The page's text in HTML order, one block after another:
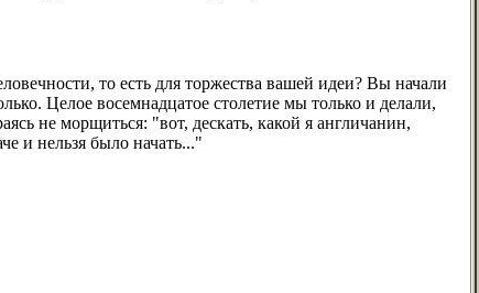
то есть для торжества вашей идеи? Вы начали
Целое восемнадцатое столетие мы только и делали,
не морщиться: "вот, дескать, какой я англичанин,
и нельзя было начать..."